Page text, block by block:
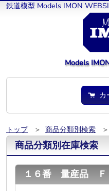
鉄道模型 Models IMON
Models
カ
トップ ＞ 商品分類別検索
商品分類別在庫検索
１６番 量産品 Ｆ